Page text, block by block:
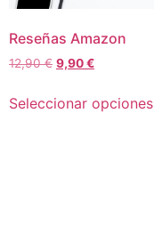
Reseñas Amazon
12,90€ 9,90€
Seleccionar opciones